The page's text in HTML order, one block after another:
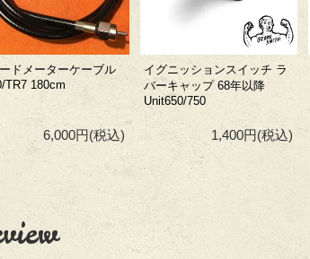
ドメーターケーブル
TR7 180cm
6,000円(税込)
イグニッションスイッチ ラ
バーキャップ 68年以降
Unit650/750
1,400円(税込)